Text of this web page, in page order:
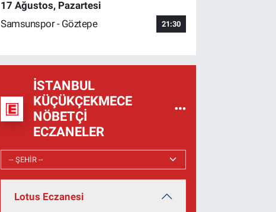
17 Ağustos, Pazartesi
Samsunspor - Göztepe
21:30
İSTANBUL
KÜÇÜKÇEKMECE
NÖBETÇI
ECZANELER
Lotus Eczanesi